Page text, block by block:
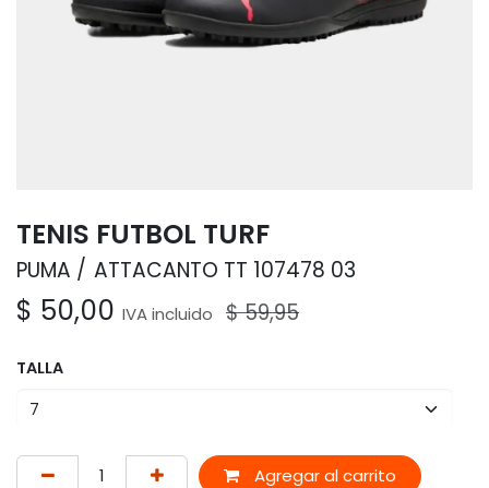
TENIS FUTBOL TURF
PUMA ATTACANTO TT 107478 03
$ 50,00 IVA incluido $59,95
TALLA
Agregar al carrito